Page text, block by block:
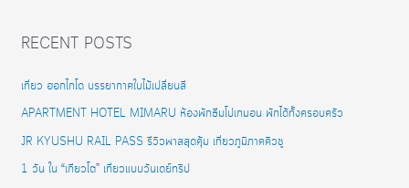
RECENT POSTS
เที่ยว ฮอกไกโด บรรยากาศใบไม้เปลี่ยนสี
APARTMENT HOTEL MIMARU ห้องพักธีมโปเกมอน พักได้ทั้งครอบครัว
JR KYUSHU RAIL PASS รีวิวพาสสุดคุ้ม เที่ยวภูมิภาคคิวชู
1 วัน ใน “เกียวโต” เที่ยวแบบวันเดย์ทริป